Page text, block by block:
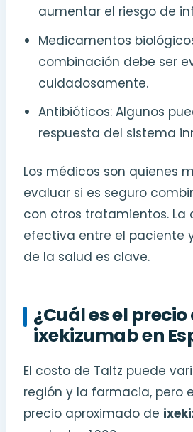
aumentar el riesgo de
Medicamentos
combinación debe ser
cuidadosamente.
Antibióticos: Algunos
respuesta del sistema
Los médicos son quienes
evaluar si es seguro
con otros tratamientos. La
efectiva entre el paciente
de la salud es clave.
¿Cuál es el precio
ixekizumab en
El costo de Taltz puede
región y la farmacia, pero
precio aproximado de